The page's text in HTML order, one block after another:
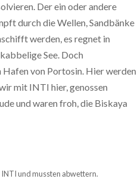
Der ein oder andere
durch die Wellen, Sandbänke
werden, es regnet in
See. Doch
von Portosin. Hier werden
mit INTI hier, genossen
und waren froh, die Biskaya
und mussten abwettern.